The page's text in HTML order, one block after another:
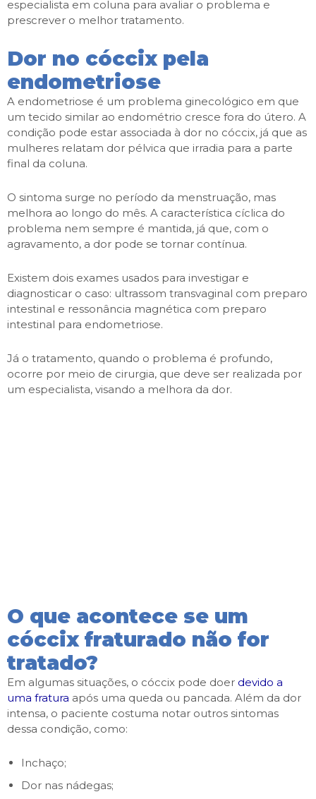
especialista em coluna para avaliar o problema e
prescrever o melhor tratamento.
Dor no cóccix pela
endometriose
A endometriose é um problema ginecológico em que
um tecido similar ao endométrio cresce fora do útero. A
condição pode estar associada à dor no cóccix, já que as
mulheres relatam dor pélvica que irradia para a parte
final da coluna.
O sintoma surge no período da menstruação, mas
melhora ao longo do mês. A característica cíclica do
problema nem sempre é mantida, já que, com o
agravamento, a dor pode se tornar contínua.
Existem dois exames usados para investigar e
diagnosticar o caso: ultrassom transvaginal com preparo
intestinal e ressonância magnética com preparo
intestinal para endometriose.
Já o tratamento, quando o problema é profundo,
ocorre por meio de cirurgia, que deve ser realizada por
um especialista, visando a melhora da dor.
O que acontece se um
cóccix fraturado não for
tratado?
Em algumas situações, o cóccix pode doer devido a
uma fratura após uma queda ou pancada. Além da dor
intensa, o paciente costuma notar outros sintomas
dessa condição, como:
Inchaço;
Dor nas nádegas;